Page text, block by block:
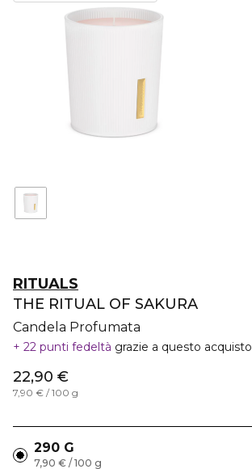
RITUALS
THE RITUAL OF SAKURA
Candela Profumata
22 punti fedeltà grazie a questo acquisto
22,90 €
7,90 € / 100 g
290 G
7,90 € / 100 g